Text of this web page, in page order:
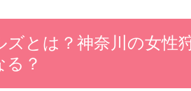
とは？神奈川の女性
？